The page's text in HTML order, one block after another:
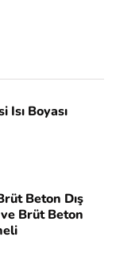
Isı Boyası
Beton Dış
Brüt Beton